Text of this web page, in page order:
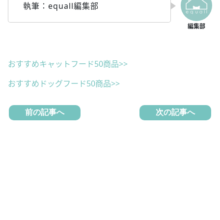
執筆：equall編集部
おすすめキャットフード50商品>>
おすすめドッグフード50商品>>
前の記事へ 次の記事へ